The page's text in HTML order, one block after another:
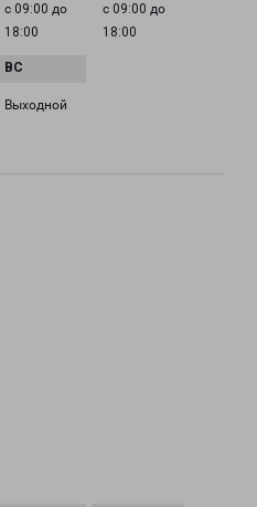
с 09:00 до
18:00
с 09:00 до
18:00
Выходной